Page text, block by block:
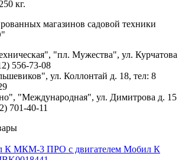
кг.
магазинов садовой техники
"пл. Мужества", ул. Курчатова
556-73-08
ул. Коллонтай д. 18, тел: 8
"Международная", ул. Димитрова д. 15
701-40-11